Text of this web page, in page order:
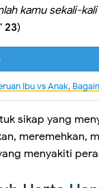
kamu sekali-
23)
Ibu vs Anak,
sikap yang
meremehkan,
menyakiti